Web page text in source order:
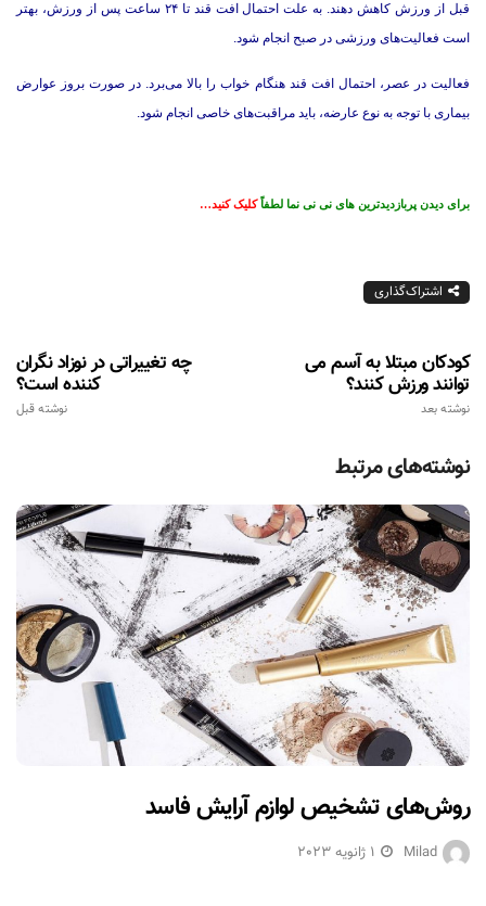
قبل از ورزش کاهش دهند. به علت احتمال افت قند تا ۲۴ ساعت پس از ورزش، بهتر
است فعالیت‌های ورزشی در صبح انجام شود.
فعالیت در عصر، احتمال افت قند هنگام خواب را بالا می‌برد. در صورت بروز عوارض
بیماری با توجه به نوع عارضه، باید مراقبت‌های خاصی انجام شود.
برای دیدن پربازدیدترین های نی نی نما لطفاً کلیک کنید…
اشتراک‌گذاری
چه تغییراتی در نوزاد نگران
کننده است؟
نوشته قبل
کودکان مبتلا به آسم می
توانند ورزش کنند؟
نوشته بعد
نوشته‌های مرتبط
روش‌های تشخیص لوازم آرایش فاسد
Milad 1 ژانویه 2023